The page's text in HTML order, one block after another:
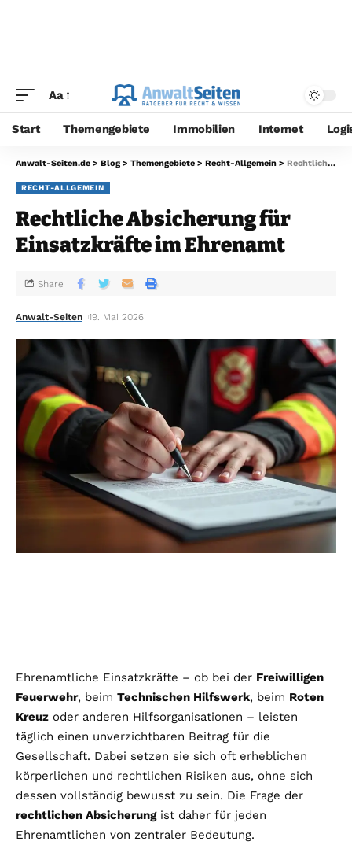
Aa
Start Themengebiete Immobilien Internet
Anwalt-Seiten.de > Blog > Themengebiete > Recht-Allgemein > Rechtliche Absicherung für Einsatzkräfte im Ehrenamt
RECHT-ALLGEMEIN
Rechtliche Absicherung für
Einsatzkräfte im Ehrenamt
Anwalt-Seiten 19. Mai 2026
Share
Ehrenamtliche Einsatzkräfte – ob bei der Freiwilligen
Feuerwehr, beim Technischen Hilfswerk, beim Roten
Kreuz oder anderen Hilfsorganisationen – leisten
täglich einen unverzichtbaren Beitrag für die
Gesellschaft. Dabei setzen sie sich oft erheblichen
körperlichen und rechtlichen Risiken aus, ohne sich
dessen vollständig bewusst zu sein. Die Frage der
rechtlichen Absicherungist daher für jeden
Ehrenamtlichen von zentraler Bedeutung.